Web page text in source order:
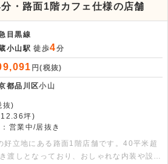
・路面1階カフェ仕様の店舗
目黒線
小山駅 徒歩4分
円(税抜)
都品川区小山
抜)
坪)
営業中/居抜き
好立地にある路面1階店舗です。40平米超
渡しとなっており、おしゃれな内装や設備